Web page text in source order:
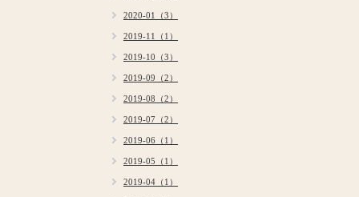
2020-01（3）
2019-11（1）
2019-10（3）
2019-09（2）
2019-08（2）
2019-07（2）
2019-06（1）
2019-05（1）
2019-04（1）